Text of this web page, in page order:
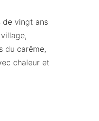
de vingt ans
du carême,
chaleur et